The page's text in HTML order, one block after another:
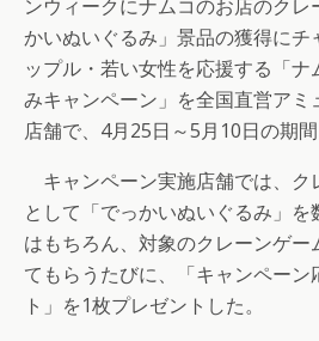
ンウィークにナムコのお店のクレ
かいぬいぐるみ」景品の獲得にチ
ップル・若い女性を応援する「ナ
みキャンペーン」を全国直営ア
店舗で、4月25日～5月10日の期間
キャンペーン実施店舗では、ク
として「でっかいぬいぐるみ」を
はもちろん、対象のクレーンゲー
てもらうたびに、「キャンペーン
ト」を1枚プレゼントした。